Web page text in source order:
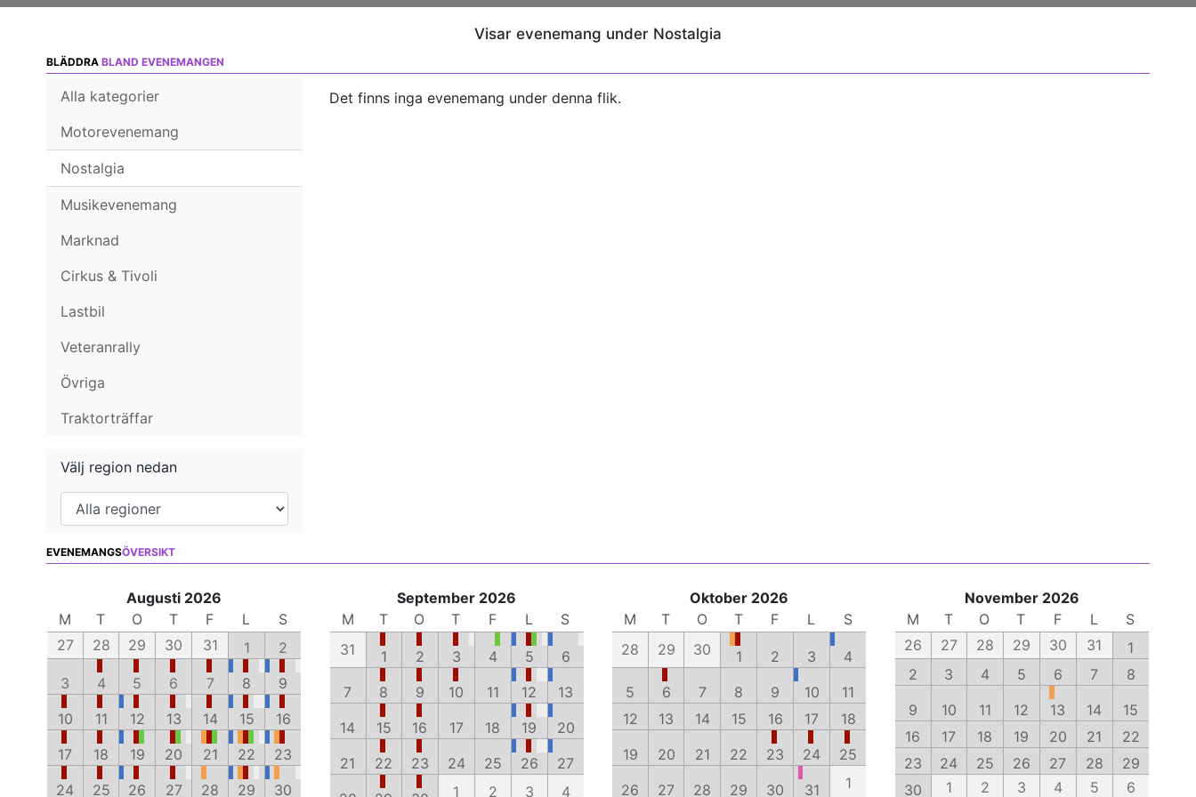
Visar evenemang under Nostalgia
BLÄDDRA BLAND EVENEMANGEN
Alla kategorier
Motorevenemang
Nostalgia
Musikevenemang
Marknad
Cirkus & Tivoli
Lastbil
Veteranrally
Övriga
Traktorträffar
Välj region nedan
Det finns inga evenemang under denna flik.
EVENEMANGSÖVERSIKT
Augusti 2026
M
T O T F L
S
27
28 29 30 31 1
2
3
4 5 6 7 8
9
10
11 12 13 14 15
16
17
18 19 20 21 22
23
24
25 26 27 28 29 30
September 2026
M
T O T F L
S
31
1 2 3 4 5
6
7
8 9 10 11 12
13
14
15 16 17 18 19
20
21
22 23 24 25 26
27
1 2 3 4
Oktober 2026
M
T O T F L
S
28
29 30 1 2 3
4
5
6 7 8 9 10
11
12
13 14 15 16 17
18
19
20 21 22 23 24
25
26
27 28 29 30 31 1
November 2026
M
T O T F L
S
26
27 28 29 30 31
1
2
3 4 5 6 7
8
9
10 11 12 13 14
15
16
17 18 19 20 21
22
23
24 25 26 27 28
29
30
1 2 3 4 5 6